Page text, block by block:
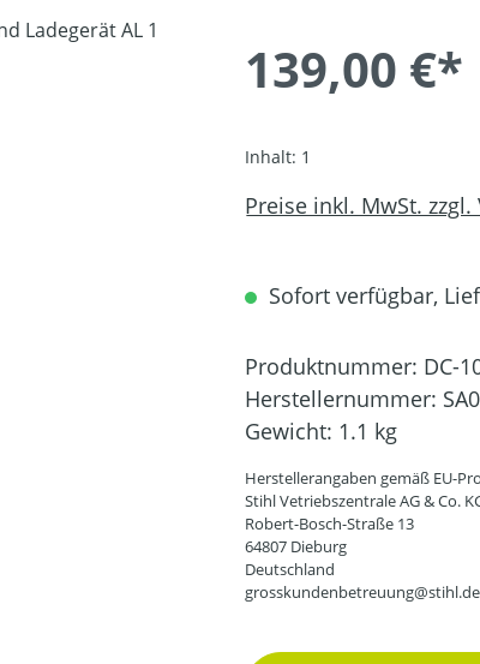
139,00 €*
Inhalt: 1
Preise inkl. MwSt.
Sofort verfügbar,
Produktnummer: DC-
Herstellernummer:
Gewicht: 1.1 kg
Herstellerangaben gemäß EU-
Stihl Vetriebszentrale AG & Co.
Robert-Bosch-Straße 13
64807 Dieburg
Deutschland
grosskundenbetreuung@stihl.de